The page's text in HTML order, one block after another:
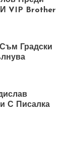
VIP Brother
Градски
С Писалка